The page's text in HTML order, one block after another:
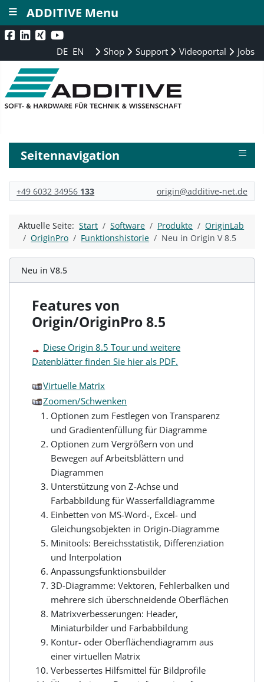
DE EN Shop Support Videoportal Jobs
Seitennavigation ≡
+49 6032 34956 133 origin@additive-net.de
Aktuelle Seite:Start Software Produkte
OriginLab
OriginPro
Funktionshistorie Neu in Origin V 8.5
Neu in V8.5
Features von
Origin/OriginPro 8.5
Diese Origin 8.5 Tour und weitere
Datenblätter finden Sie hier als PDF.
Virtuelle Matrix
Zoomen/Schwenken
Optionen zum Festlegen von Transparenz
und Gradientenfüllung für Diagramme
Optionen zum Vergrößern von und
Bewegen auf Arbeitsblättern und
Diagrammen
Unterstützung von Z-Achse und
Farbabbildung für Wasserfalldiagramme
Einbetten von MS-Word-, Excel- und
Gleichungsobjekten in Origin-Diagramme
Minitools: Bereichsstatistik, Differenziation
und Interpolation
Anpassungsfunktionsbuilder
3D-Diagramme: Vektoren, Fehlerbalken und
mehrere sich überschneidende Oberflächen
Matrixverbesserungen: Header,
Miniaturbilder und Farbabbildung
Kontur- oder Oberflächendiagramm aus
einer virtuellen Matrix
Verbessertes Hilfsmittel für Bildprofile
ADDITIVE Menu
≡